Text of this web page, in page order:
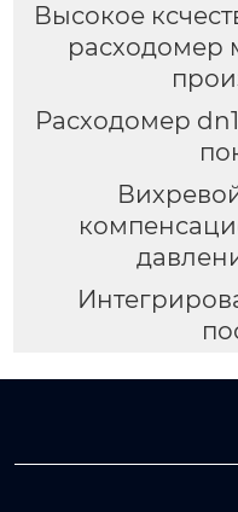
Высокое
расходомер
Расходомер